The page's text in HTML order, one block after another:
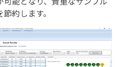
約します。